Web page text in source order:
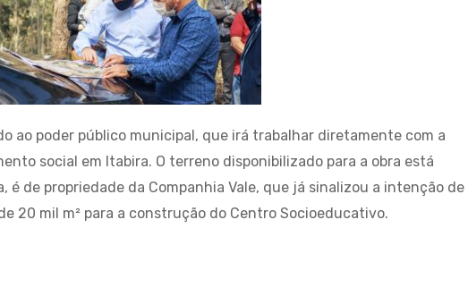
ao poder público municipal, que irá trabalhar diretamente com a
social em Itabira. O terreno disponibilizado para a obra está
é de propriedade da Companhia Vale, que já sinalizou a intenção de
20 mil m² para a construção do Centro Socioeducativo.